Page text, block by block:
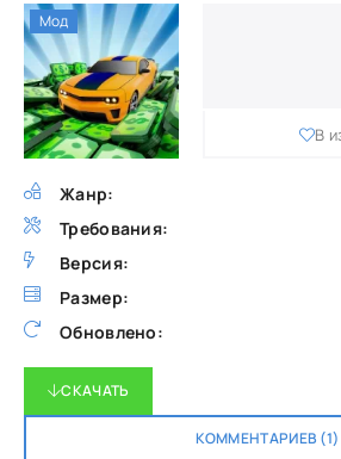
Жанр:
Требования:
Версия:
Размер:
Обновлено:
В
СКАЧАТЬ
КОММЕНТАРИЕВ (1)
Мод